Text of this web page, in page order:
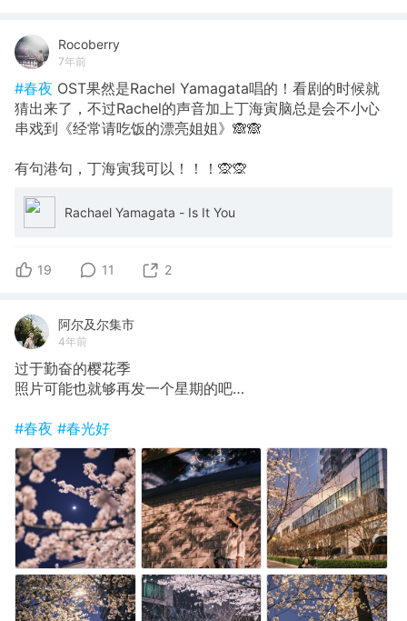
Rocoberry
7年前
#春夜 OST果然是Rachel Yamagata唱的！看剧的时候就
猜出来了，不过Rachel的声音加上丁海寅脑总是会不小心
串戏到《经常请吃饭的漂亮姐姐》🙈🙈
有句港句，丁海寅我可以！！！🙊🙊
Rachael Yamagata - Is It You
19 11 2
阿尔及尔集市
4年前
过于勤奋的樱花季
照片可能也就够再发一个星期的吧…
#春夜 #春光好